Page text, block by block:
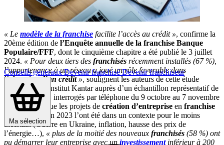
Conseils générauxDevenir franchiséDevenir franchiseur
Ma sélection
« Le modèle de la franchise facilite l’accès au crédit », confirme la
20ème édition de l’Enquête annuelle de la franchise Banque
Populaire/FFF, dont le cinquième chapitre a été publié le 3 juillet
2024. « Pour deux tiers des franchisés récemment installés (67 %),
l’appartenance à un réseau a joué un rôle favorable dans
l’obtention d’un crédit », soulignent les auteurs de cette étude
(réalisée par l’institut Kantar auprès d’un échantillon représentatif de
403 franchisés, interrogés par téléphone du 9 octobre au 7 novembre
2023). Alors que les projets de création d’entreprise en franchise
menés à bien en 2023 l’ont été dans un contexte pour le moins
incertain (Guerre en Ukraine, inflation, hausse des prix de
l’énergie…), « plus de la moitié des nouveaux franchisés (58 %) ont
pu démarrer leur entreprise avec uninvestissementinférieur à 200